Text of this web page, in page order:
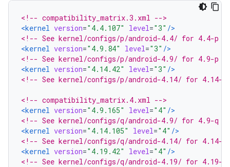
<!-- compatibility_matrix.3.xml -->
<kernel version="4.4.107" level="3" />
<!-- See kernel/configs/p/android-4.4/ for 4.4-p
<kernel version="4.9.84" level="3" />
<!-- See kernel/configs/p/android-4.9/ for 4.9-p
<kernel version="4.14.42" level="3" />
<!-- See kernel/configs/p/android-4.14/ for 4.14-p
<!-- compatibility_matrix.4.xml -->
<kernel version="4.9.165" level="4" />
<!-- See kernel/configs/q/android-4.9/ for 4.9-q
<kernel version="4.14.105" level="4" />
<!-- See kernel/configs/q/android-4.14/ for 4.14-q
<kernel version="4.19.42" level="4" />
<!-- See kernel/configs/q/android-4.19/ for 4.19-q